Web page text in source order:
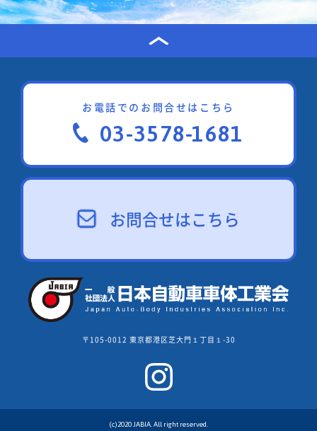
お電話でのお問合せはこちら
03-3578-1681
お問合せはこちら
〒105-0012 東京都港区芝大門１丁目１-30
(c)2020 JABIA. All right reserved.